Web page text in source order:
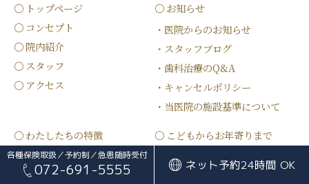
各種保険取扱／予約制／急患随時受付
072-691-5555 ネット予約24時間 OK
トップページ
コンセプト
院内紹介
スタッフ
アクセス
わたしたちの特徴
歯周病治療について
審美歯科·ホワイトニング
こどもからお年寄りまで
インプラント
お知らせ
医院からのお知らせ
スタッフブログ
歯科治療のQ&A
キャンセルポリシー
当医院の施設基準について